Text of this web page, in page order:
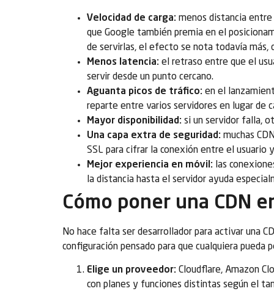
Velocidad de carga: menos distancia
que Google también premia en el
de servirlas, el efecto se nota todavía más,
Menos latencia: el retraso entre que el
servir desde un punto cercano.
Aguanta picos de tráfico: en el
reparte entre varios servidores en lugar de
Mayor disponibilidad: si un servidor falla,
Una capa extra de seguridad: muchas
SSL para cifrar la conexión entre el usuario
Mejor experiencia en móvil: las
la distancia hasta el servidor ayuda
Cómo poner una CDN
No hace falta ser desarrollador para activar una
configuración pensado para que cualquiera pueda
Elige un proveedor: Cloudflare, Amazon
con planes y funciones distintas según el